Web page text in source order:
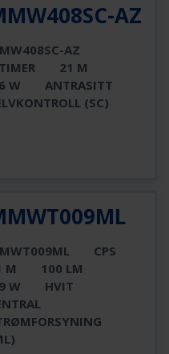
AZ
AZ
21 M
W
ANTRASITT
(SC)
CPS
M
100 LM
W
HVIT